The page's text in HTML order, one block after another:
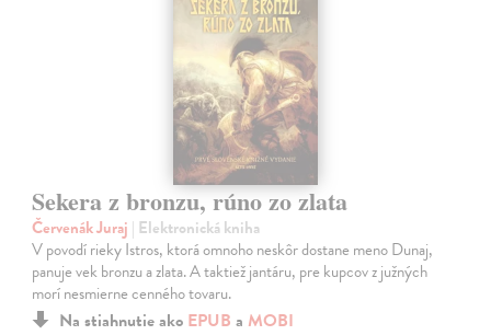
Sekera z bronzu, rúno zo zlata
Červenák Juraj | Elektronická kniha
V povodí rieky Istros, ktorá omnoho neskôr dostane meno Dunaj,
panuje vek bronzu a zlata. A taktiež jantáru, pre kupcov z južných
morí nesmierne cenného tovaru.
Na stiahnutie ako EPUB a MOBI